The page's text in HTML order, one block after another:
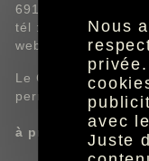
69100 Villeurbanne.
tél : 04.78.93.42.65.
web :
lezola.com
Le Cinéma Le Zola
permettant
à propos du
Nous
avec
Juste